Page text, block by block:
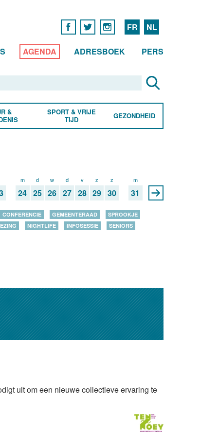
FR NL
AGENDA ADRESBOEK PERS
&
SPORT & VRIJE
TIJD
GEZONDHEID
m
24
d
25
w
26
d
27
v
28
z
29
z
30
m
31
CONFERENCIE GEMEENTERAAD
SPROOKJE
NIGHTLIFE INFOSESSIE
SENIORS
uit om een nieuwe collectieve ervaring te